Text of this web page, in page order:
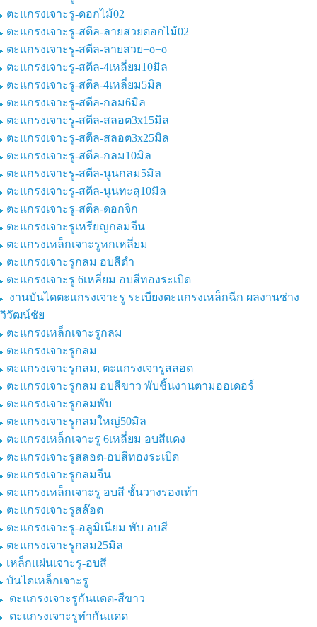
ตะแกรงเจาะรู-ดอกไม้02
ตะแกรงเจาะรู-สตีล-ลายสวยดอกไม้02
ตะแกรงเจาะรู-สตีล-ลายสวย+o+o
ตะแกรงเจาะรู-สตีล-4เหลี่ยม10มิล
ตะแกรงเจาะรู-สตีล-4เหลี่ยม5มิล
ตะแกรงเจาะรู-สตีล-กลม6มิล
ตะแกรงเจาะรู-สตีล-สลอต3x15มิล
ตะแกรงเจาะรู-สตีล-สลอต3x25มิล
ตะแกรงเจาะรู-สตีล-กลม10มิล
ตะแกรงเจาะรู-สตีล-นูนกลม5มิล
ตะแกรงเจาะรู-สตีล-นูนทะลุ10มิล
ตะแกรงเจาะรู-สตีล-ดอกจิก
ตะแกรงเจาะรูเหรียญกลมจีน
ตะแกรงเหล็กเจาะรูหกเหลี่ยม
ตะแกรงเจาะรูกลม อบสีดำ
ตะแกรงเจาะรู 6เหลี่ยม อบสีทองระเบิด
งานบันไดตะแกรงเจาะรู ระเบียงตะแกรงเหล็กฉีก ผลงานช่าง
วิวัฒน์ชัย
ตะแกรงเหล็กเจาะรูกลม
ตะแกรงเจาะรูกลม
ตะแกรงเจาะรูกลม, ตะแกรงเจารูสลอต
ตะแกรงเจาะรูกลม อบสีขาว พับชิ้นงานตามออเดอร์
ตะแกรงเจาะรูกลมพับ
ตะแกรงเจาะรูกลมใหญ่50มิล
ตะแกรงเหล็กเจาะรู 6เหลี่ยม อบสีแดง
ตะแกรงเจาะรูสลอต-อบสีทองระเบิด
ตะแกรงเจาะรูกลมจีน
ตะแกรงเหล็กเจาะรู อบสี ชั้นวางรองเท้า
ตะแกรงเจาะรูสล๊อต
ตะแกรงเจาะรู-อลูมิเนียม พับ อบสี
ตะแกรงเจาะรูกลม25มิล
เหล็กแผ่นเจาะรู-อบสี
บันไดเหล็กเจาะรู
ตะแกรงเจาะรูกันแดด-สีขาว
ตะแกรงเจาะรูทำกันแดด